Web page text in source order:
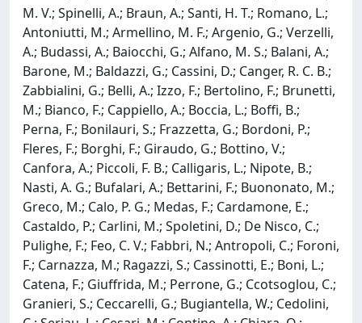
M. V.; Spinelli, A.; Braun, A.; Santi, H. T.; Romano, L.;
Antoniutti, M.; Armellino, M. F.; Argenio, G.; Verzelli,
A.; Budassi, A.; Baiocchi, G.; Alfano, M. S.; Balani, A.;
Barone, M.; Baldazzi, G.; Cassini, D.; Canger, R. C. B.;
Zabbialini, G.; Belli, A.; Izzo, F.; Bertolino, F.; Brunetti,
M.; Bianco, F.; Cappiello, A.; Boccia, L.; Boffi, B.;
Perna, F.; Bonilauri, S.; Frazzetta, G.; Bordoni, P.;
Fleres, F.; Borghi, F.; Giraudo, G.; Bottino, V.;
Canfora, A.; Piccoli, F. B.; Calligaris, L.; Nipote, B.;
Nasti, A. G.; Bufalari, A.; Bettarini, F.; Buononato, M.;
Greco, M.; Calo, P. G.; Medas, F.; Cardamone, E.;
Castaldo, P.; Carlini, M.; Spoletini, D.; De Nisco, C.;
Pulighe, F.; Feo, C. V.; Fabbri, N.; Antropoli, C.; Foroni,
F.; Carnazza, M.; Ragazzi, S.; Cassinotti, E.; Boni, L.;
Catena, F.; Giuffrida, M.; Perrone, G.; Ccotsoglou, C.;
Granieri, S.; Ceccarelli, G.; Bugiantella, W.; Cedolini,